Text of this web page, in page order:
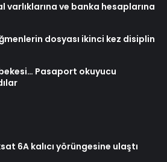
varlıklarına ve banka hesaplarına
dosyası ikinci kez disiplin
Pasaport okuyucu
6A kalıcı yörüngesine ulaştı